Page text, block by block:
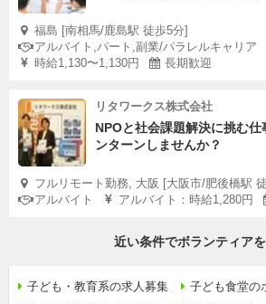
福島 [南相馬/鹿島駅 徒歩5分]
アルバイト,パート,副業/パラレルキャリア
時給1,130〜1,130円
長期歓迎
リタワークス株式会社
NPOと社会課題解決に挑む仕
ンターンしませんか？
フルリモート勤務, 大阪 [大阪市/肥後橋駅
アルバイト
アルバイト：時給1,280円
近い条件でボランティア
子ども・教育系の求人募集
子ども食堂の